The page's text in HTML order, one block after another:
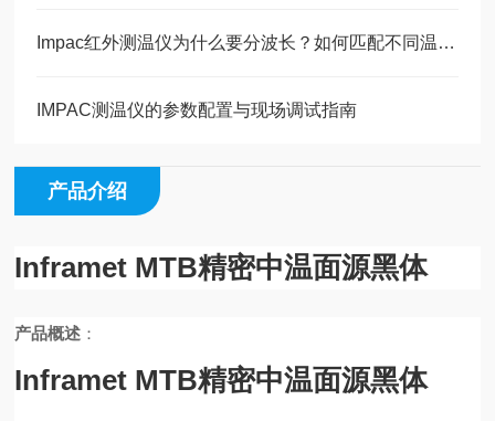
Impac红外测温仪为什么要分波长？如何匹配不同温度材料的辐射特性
IMPAC测温仪的参数配置与现场调试指南
产品介绍
Inframet MTB精密中温面源黑体
产品概述 ：
Inframet MTB精密中温面源黑体